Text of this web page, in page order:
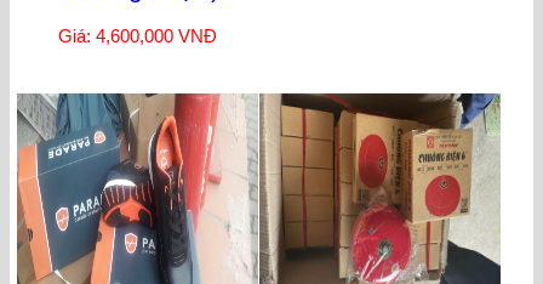
Giá: 4,600,000 VNĐ